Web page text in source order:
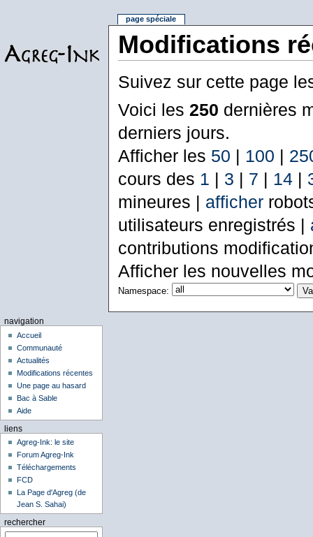
Modifications
Suivez sur cette page
Voici les 250 dernières
derniers jours.
Afficher les 50 | 100 |
cours des 1 | 3 | 7 | 14|
mineures | afficher
utilisateurs enregistrés |
contributions
Afficher les nouvelles
Namespace:
page spéciale
navigation
Accueil
Communauté
Actualités
Modifications récentes
Une page au hasard
Bac à Sable
Aide
liens
Agreg-Ink: le site
Forum Agreg-Ink
Téléchargements
FCD
La Page d'Agreg (de
Jean S. Sahai)
rechercher